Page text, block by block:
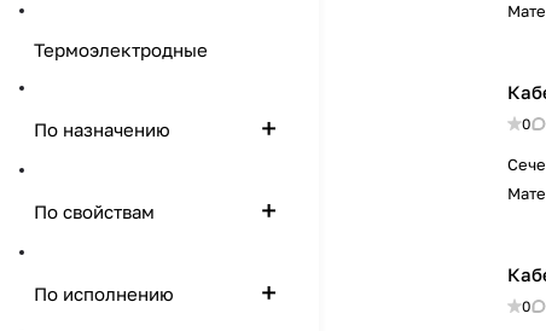
0
0
Термоэлектродные
По назначению
По свойствам
По исполнению